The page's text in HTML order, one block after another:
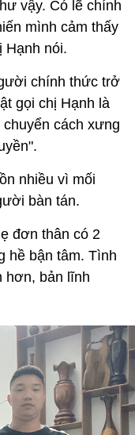
vậy. Có lẽ chính
mình cảm thấy
Hạnh nói.
chính thức trở
gọi chị Hạnh là
chuyển cách xưng
nhiều vì mối
bàn tán.
đơn thân có 2
hề bận tâm. Tình
hơn, bản lĩnh